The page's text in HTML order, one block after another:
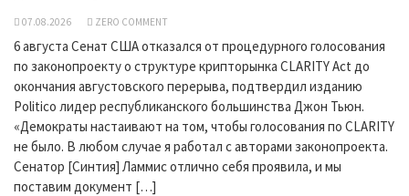
07.08.2026 ZERO COMMENT
6 августа Сенат США отказался от процедурного голосования
по законопроекту о структуре крипторынка CLARITY Act до
окончания августовского перерыва, подтвердил изданию
Politico лидер республиканского большинства Джон Тьюн.
«Демократы настаивают на том, чтобы голосования по CLARITY
не было. В любом случае я работал с авторами законопроекта.
Сенатор [Синтия] Ламмис отлично себя проявила, и мы
поставим документ […]